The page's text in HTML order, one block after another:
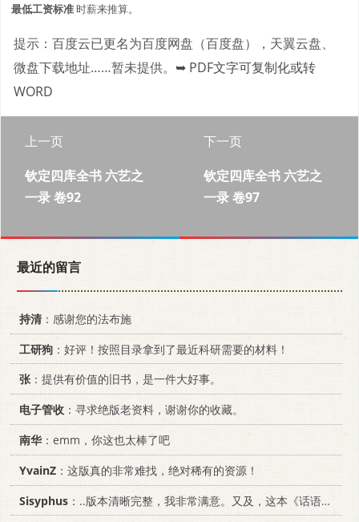
最低工资标准时薪来推算。
提示：百度云已更名为百度网盘（百度盘），天翼云盘、
微盘下载地址……暂未提供。 ➥ PDF文字可复制化或转
WORD
上一页
钦定四库全书 六艺之
一录 卷92
下一页
钦定四库全书 六艺之
一录 卷97
最近的留言
持清：感谢您的法布施
工研狗 ：好评！按照目录拿到了最近科研需要的材料！
张：提供有价值的旧书，是一件大好事。
电子管收 ：寻求绝版老资料，谢谢你的收藏。
南华 ：emm，你这也太棒了吧
YvainZ ：这版真的非常难找，绝对稀有的资源！
Sisyphus ：..版本清晰完整，我非常满意。又及，这本《话语的真相》...